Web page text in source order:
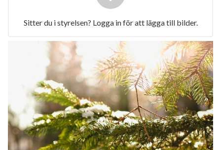
Sitter du i styrelsen? Logga in för att lägga till bilder.